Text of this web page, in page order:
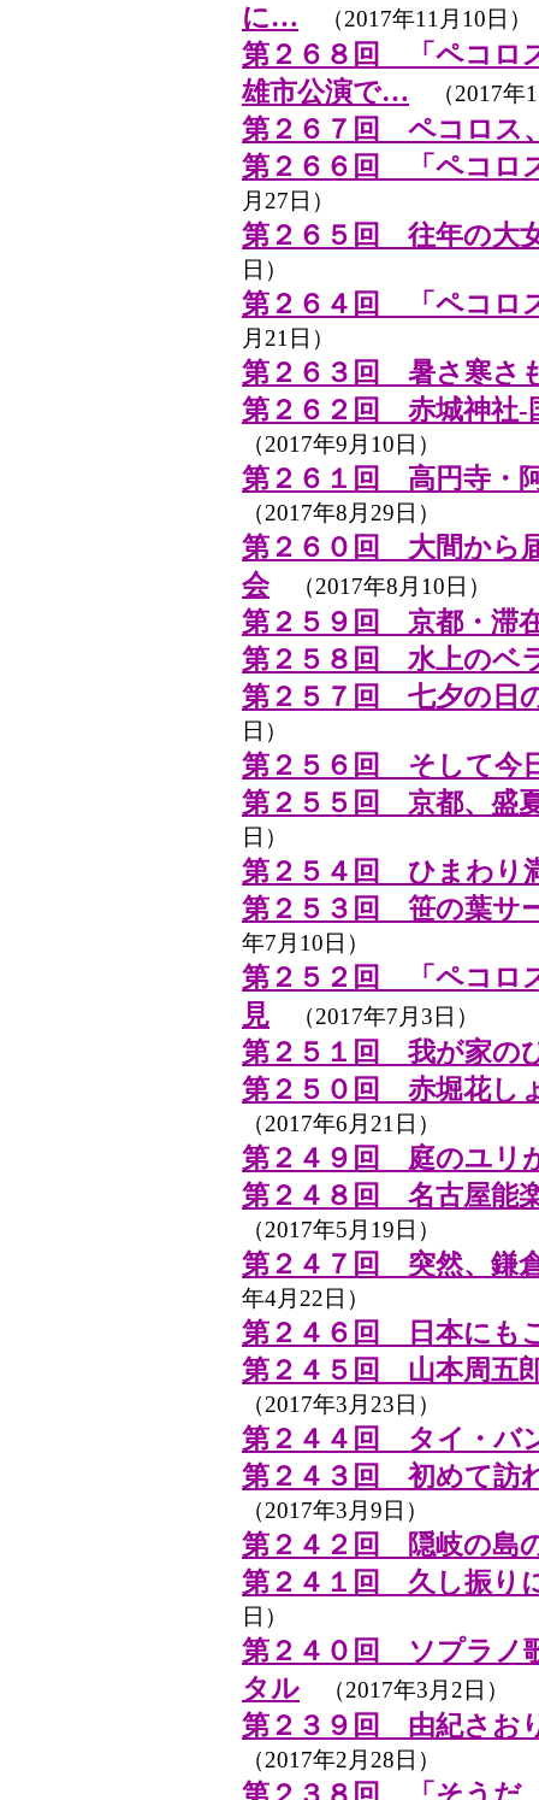
に… （2017年11月10日）
第２６８回 「ペコロ
雄市公演で… （2017年
第２６７回 ペコロス
第２６６回 「ペコロ
月27日）
第２６５回 往年の大
日）
第２６４回 「ペコロ
月21日）
第２６３回 暑さ寒さ
第２６２回 赤城神社-
（2017年9月10日）
第２６１回 高円寺・
（2017年8月29日）
第２６０回 大間から
会（2017年8月10日）
第２５９回 京都・滞
第２５８回 水上のベ
第２５７回 七夕の日
日）
第２５６回 そして今
第２５５回 京都、盛
日）
第２５４回 ひまわり
第２５３回 笹の葉サ
年7月10日）
第２５２回 「ペコロ
見 （2017年7月3日）
第２５１回 我が家の
第２５０回 赤堀花し
（2017年6月21日）
第２４９回 庭のユリ
第２４８回 名古屋能
（2017年5月19日）
第２４７回 突然、鎌
年4月22日）
第２４６回 日本にも
第２４５回 山本周五
（2017年3月23日）
第２４４回 タイ・バ
第２４３回 初めて訪
（2017年3月9日）
第２４２回 隠岐の島
第２４１回 久し振り
日）
第２４０回 ソプラノ
タル （2017年3月2日）
第２３９回 由紀さお
（2017年2月28日）